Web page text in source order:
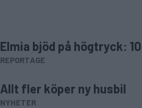
Elmia bjöd på högtryck:
REPORTAGE
Allt fler köper ny husbil
NYHETER